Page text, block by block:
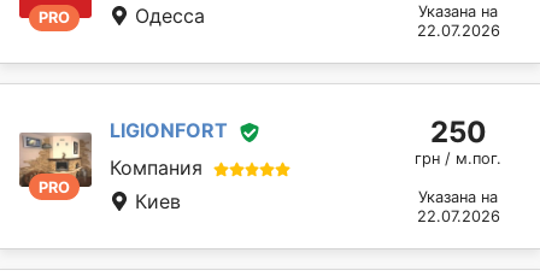
PRO
Одесса
Указана на
22.07.2026
PRO
LIGIONFORT
Компания
Киев
250
грн / м.пог.
Указана на
22.07.2026